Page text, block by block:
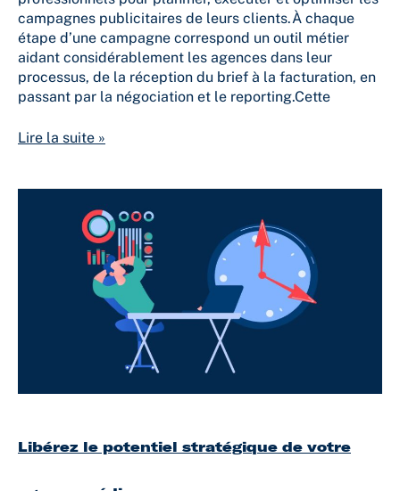
campagnes publicitaires de leurs clients.À chaque
étape d’une campagne correspond un outil métier
aidant considérablement les agences dans leur
processus, de la réception du brief à la facturation, en
passant par la négociation et le reporting.Cette
Lire la suite »
Libérez le potentiel stratégique de votre
stratégique